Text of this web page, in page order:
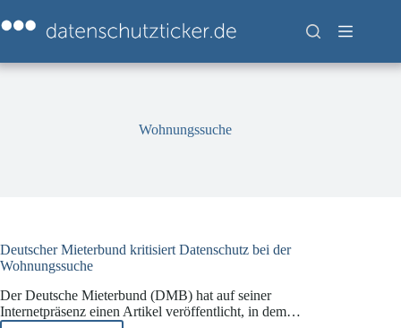
Inhalt
springen
Wohnungssuche
Deutscher Mieterbund kritisiert Datenschutz bei der
Wohnungssuche
Der Deutsche Mieterbund (DMB) hat auf seiner
Internetpräsenz einen Artikel veröffentlicht, in dem…